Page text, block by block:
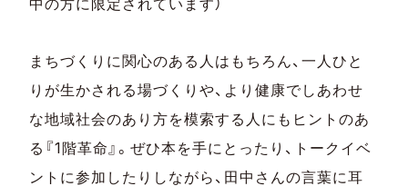
中の方に限定されています）
まちづくりに関心のある人はもちろん、一人ひと
りが生かされる場づくりや、より健康でしあわせ
な地域社会のあり方を模索する人にもヒントのあ
る『1階革命』。ぜひ本を手にとったり、トークイベ
ントに参加したりしながら、田中さんの言葉に耳